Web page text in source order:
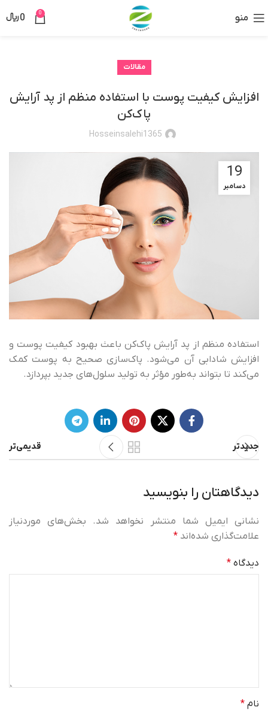
منو 0
0﷼
مقالات
افزایش کیفیت پوست با استفاده منظم از پد آرایش
پاک‌کن
Hosseinsalehi1365
19
دسامبر
استفاده منظم از پد آرایش پاک‌کن باعث بهبود کیفیت پوست و
افزایش شادابی آن می‌شود. پاک‌سازی صحیح به پوست کمک
می‌کند تا بتواند به‌طور مؤثر به تولید سلول‌های جدید بپردازد.
جدیدتر قدیمی‌تر
دیدگاهتان را بنویسید
نشانی ایمیل شما منتشر نخواهد شد.
بخش‌های موردنیاز
علامت‌گذاری شده‌اند *
دیدگاه *
نام *